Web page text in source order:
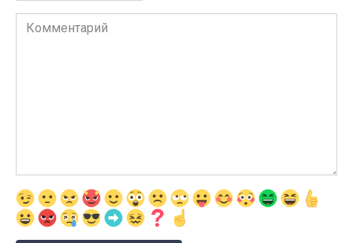
Комментарий